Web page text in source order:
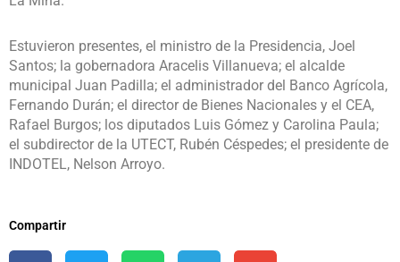
Estuvieron presentes, el ministro de la Presidencia, Joel
Santos; la gobernadora Aracelis Villanueva; el alcalde
municipal Juan Padilla; el administrador del Banco Agrícola,
Fernando Durán; el director de Bienes Nacionales y el CEA,
Rafael Burgos; los diputados Luis Gómez y Carolina Paula;
el subdirector de la UTECT, Rubén Céspedes; el presidente de
INDOTEL, Nelson Arroyo.
Compartir